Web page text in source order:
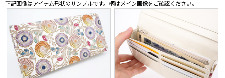
下記画像はアイテム形状のサンプルです。柄はメイン画像をご確認ください。